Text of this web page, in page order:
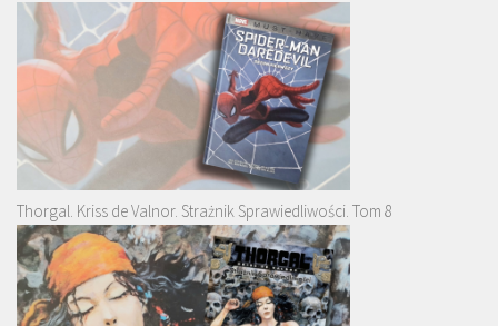
Thorgal. Kriss de Valnor. Strażnik Sprawiedliwości. Tom 8